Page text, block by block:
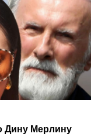
Дину Мерлину